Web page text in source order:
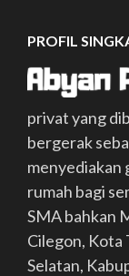
PROFIL
privat yang
bergerak
menyediakan
rumah bagi
SMA bahkan
Cilegon, Kota
Selatan,